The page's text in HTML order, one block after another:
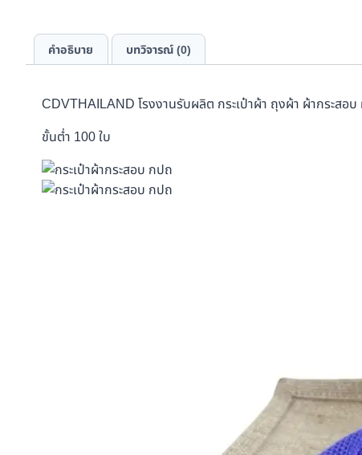
คำอธิบาย บทวิจารณ์ (0)
CDVTHAILAND โรงงานรับผลิต กระเป๋าผ้า ถุงผ้า ผ้ากระส
ขั้นต่ำ 100 ใบ